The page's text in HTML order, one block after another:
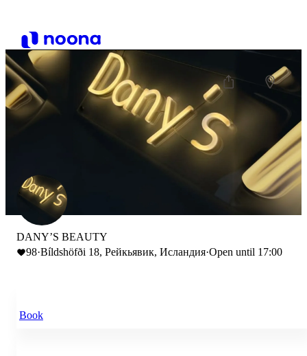
DANY’S BEAUTY
98·Bíldshöfði 18, Рейкьявик, Исландия·Open until 17:00
Book